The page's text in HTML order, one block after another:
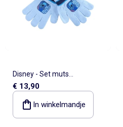
Disney - Set muts
handschoenen jongen met
patroon
€ 13,90
In winkelmandje